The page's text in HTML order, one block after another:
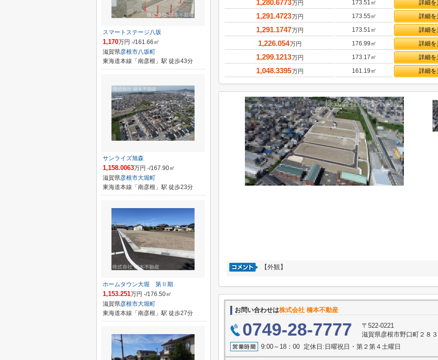
1,280.6773万円 173.51㎡ 詳細を
1,291.4723万円 173.55㎡ 詳細を
1,291.1747万円 173.51㎡ 詳細を
1,226.054万円 176.99㎡ 詳細を
1,299.1213万円 173.17㎡ 詳細を
1,048.3395万円 161.19㎡ 詳細を
【外観】
お問い合わせは株式会社 橋本不動産
0749-28-7777
〒522-0221
滋賀県彦根市野口町２８
9:00～18：00 定休日:日曜祝日・第２第４土曜日
スマートステージ八坂
1,170万円 -/161.66㎡
滋賀県彦根市八坂町
東海道本線「南彦根」駅 徒歩43分
サンライズ旭森
1,158.0063万円 -/167.90㎡
滋賀県彦根市大堀町
東海道本線「南彦根」駅 徒歩23分
ホームタウン大堀 第Ⅱ期
1,153.251万円 -/176.50㎡
滋賀県彦根市大堀町
東海道本線「南彦根」駅 徒歩27分